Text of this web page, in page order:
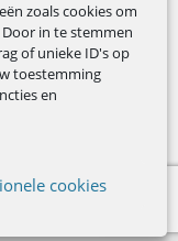
zoals cookies om
in te stemmen
of unieke ID's op
toestemming
en
cookies